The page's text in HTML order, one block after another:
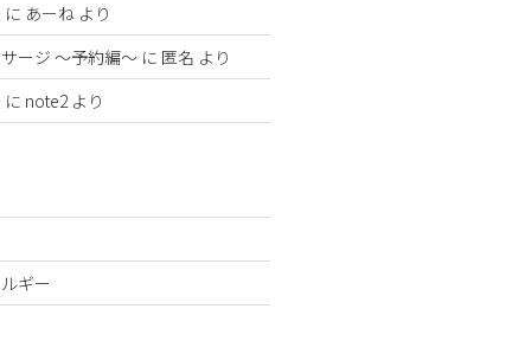
に あーねより
ージ 〜予約編〜に 匿名 より
に note2より
ギー